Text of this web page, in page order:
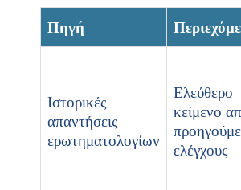
Πηγή
Ιστορικές
απαντήσεις
ερωτηματολογίων
Ελεύθερο
κείμενο
ελέγχους